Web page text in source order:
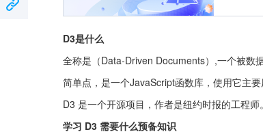
D3是什么
全称是（Data-Driven Documents）,一个被数
简单点，是一个JavaScript函数库，使用它主要
D3 是一个开源项目，作者是纽约时报的工程师。
学习 D3 需要什么预备知识